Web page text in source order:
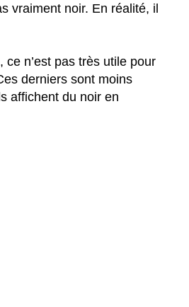
vraiment noir. En réalité, il
ce n’est pas très utile pour
derniers sont moins
affichent du noir en